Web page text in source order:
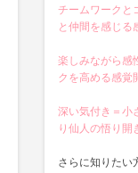
チームワークと
と仲間を感じる
楽しみながら感
クを高める感覚
深い気付き＝小
り仙人の悟り開
さらに知りたい